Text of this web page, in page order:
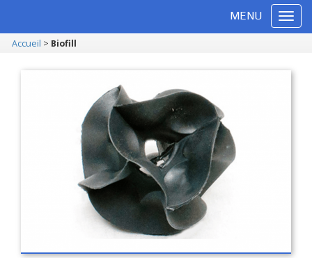
MENU
Accueil > Biofill